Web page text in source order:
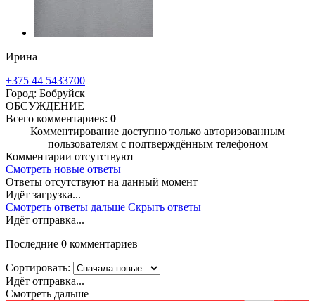
Ирина
+375 44 5433700
Город: Бобруйск
ОБСУЖДЕНИЕ
Всего комментариев: 0
Комментирование доступно только авторизованным
пользователям с подтверждённым телефоном
Комментарии отсутствуют
Смотреть новые ответы
Ответы отсутствуют на данный момент
Идёт загрузка...
Смотреть ответы дальше Скрыть ответы
Идёт отправка...
Последние 0 комментариев
Сортировать:
Идёт отправка...
Смотреть дальше